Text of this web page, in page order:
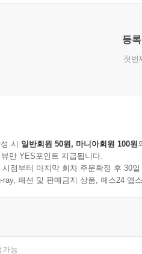
등
첫번
시 일반회원 50원, 마니아회원 100원
만 YES포인트 지급됩니다.
점부터 마지막 회차 주문확정 후 30
패션 및 판매금지 상품, 예스24 앱
가능